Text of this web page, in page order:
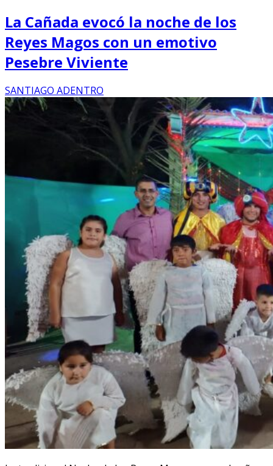
La Cañada evocó la noche de los
Reyes Magos con un emotivo
Pesebre Viviente
SANTIAGO ADENTRO